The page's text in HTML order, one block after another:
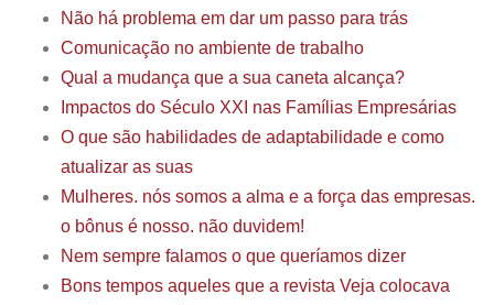
Não há problema em dar um passo para trás
Comunicação no ambiente de trabalho
Qual a mudança que a sua caneta alcança?
Impactos do Século XXI nas Famílias Empresárias
O que são habilidades de adaptabilidade e como
atualizar as suas
Mulheres. nós somos a alma e a força das empresas.
o bônus é nosso. não duvidem!
Nem sempre falamos o que queríamos dizer
Bons tempos aqueles que a revista Veja colocava